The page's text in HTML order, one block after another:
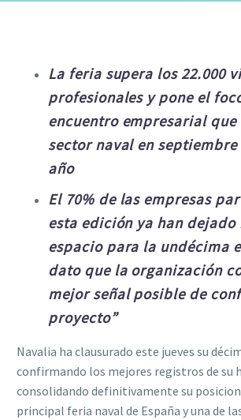
La feria supera los 22.000
profesionales y pone el
encuentro empresarial
sector naval en
año
El 70% de las empresas
esta edición ya han dejado
espacio para la undécima
dato que la organización
mejor señal posible de
proyecto”
Navalia ha clausurado este jueves su
confirmando los mejores registros de su
consolidando definitivamente su
principal feria naval de España y una de